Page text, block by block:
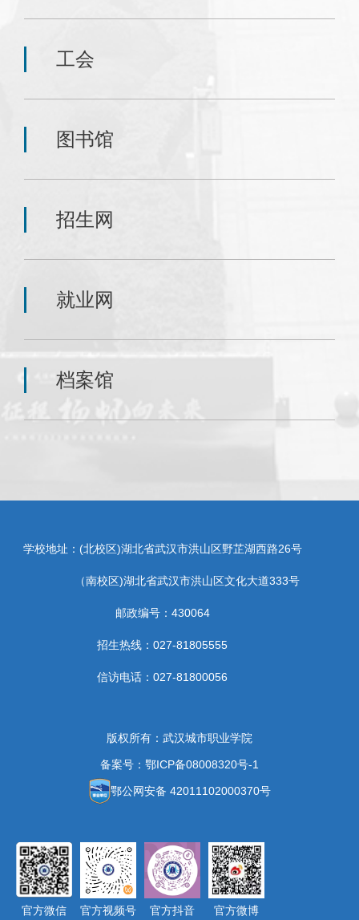
工会
图书馆
招生网
就业网
档案馆
学校地址：(北校区)湖北省武汉市洪山区野芷湖西路26号
（南校区)湖北省武汉市洪山区文化大道333号
邮政编号：430064
招生热线：027-81805555
信访电话：027-81800056
版权所有：武汉城市职业学院
备案号：鄂ICP备08008320号-1
鄂公网安备 42011102000370号
官方微信 官方视频号 官方抖音 官方微博